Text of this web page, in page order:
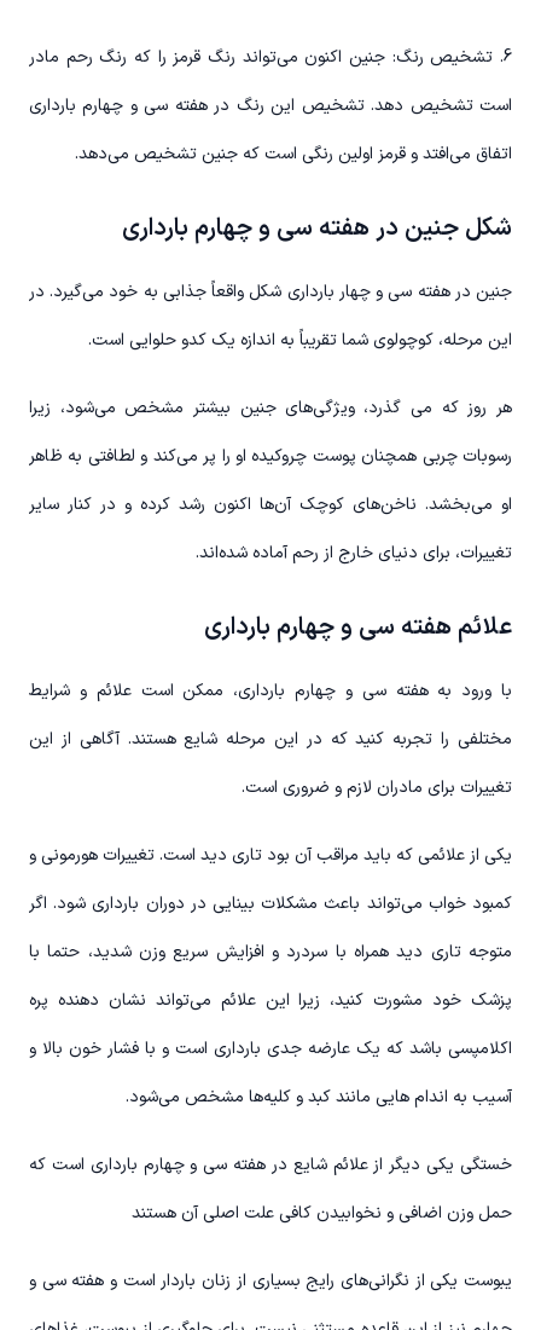
6. تشخیص رنگ: جنین اکنون می‌تواند رنگ قرمز را که رنگ رحم مادر
است تشخیص دهد. تشخیص این رنگ در هفته سی و چهارم بارداری
اتفاق می‌افتد و قرمز اولین رنگی است که جنین تشخیص می‌دهد.
شکل جنین در هفته سی و چهارم بارداری
جنین در هفته سی و چهار بارداری شکل واقعاً جذابی به خود می‌گیرد. در
این مرحله، کوچولوی شما تقریباً به اندازه یک کدو حلوایی است.
هر روز که می گذرد، ویژگی‌های جنین بیشتر مشخص می‌شود، زیرا
رسوبات چربی همچنان پوست چروکیده او را پر می‌کند و لطافتی به ظاهر
او می‌بخشد. ناخن‌های کوچک آن‌ها اکنون رشد کرده و در کنار سایر
تغییرات، برای دنیای خارج از رحم آماده شده‌اند.
علائم هفته سی و چهارم بارداری
با ورود به هفته سی و چهارم بارداری، ممکن است علائم و شرایط
مختلفی را تجربه کنید که در این مرحله شایع هستند. آگاهی از این
تغییرات برای مادران لازم و ضروری است.
یکی از علائمی که باید مراقب آن بود تاری دید است. تغییرات هورمونی و
کمبود خواب می‌تواند باعث مشکلات بینایی در دوران بارداری شود. اگر
متوجه تاری دید همراه با سردرد و افزایش سریع وزن شدید، حتما با
پزشک خود مشورت کنید، زیرا این علائم می‌تواند نشان دهنده پره
اکلامپسی باشد که یک عارضه جدی بارداری است و با فشار خون بالا و
آسیب به اندام هایی مانند کبد و کلیه‌ها مشخص می‌شود.
خستگی یکی دیگر از علائم شایع در هفته سی و چهارم بارداری است که
حمل وزن اضافی و نخوابیدن کافی علت اصلی آن هستند
یبوست یکی از نگرانی‌های رایج بسیاری از زنان باردار است و هفته سی و